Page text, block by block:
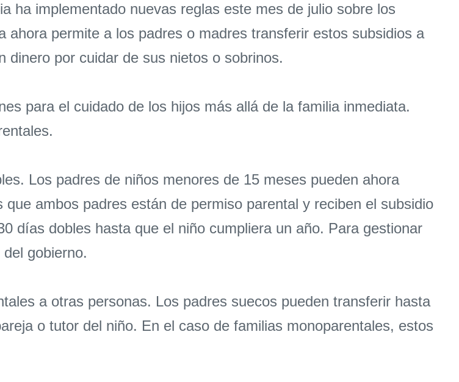
ha implementado nuevas reglas este mes de julio sobre los
permite a los padres o madres transferir estos subsidios a
por cuidar de sus nietos o sobrinos.
para el cuidado de los hijos más allá de la familia inmediata.
Los padres de niños menores de 15 meses pueden ahora
ambos padres están de permiso parental y reciben el subsidio
días dobles hasta que el niño cumpliera un año. Para gestionar
gobierno.
a otras personas. Los padres suecos pueden transferir hasta
o tutor del niño. En el caso de familias monoparentales, estos